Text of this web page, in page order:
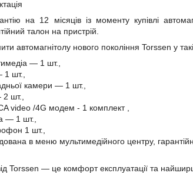
на 12 місяців із моменту купівлі
талон на пристрій.
автомагнітолу нового покоління Torssen у
— 1 шт.,
шт.,
камери — 1 шт.,
шт.,
video /4G модем - 1 комплект
— 1 шт.,
1 шт.,
в меню мультимедійного центру,
Torssen — це комфорт експлуатації та